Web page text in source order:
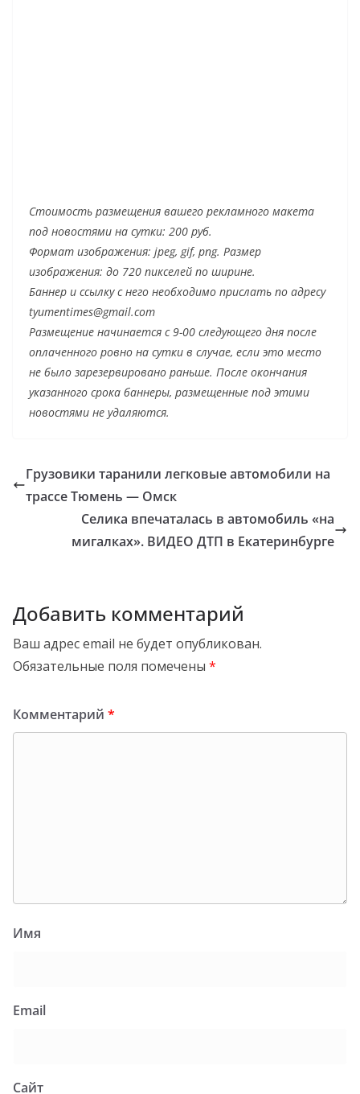
Стоимость размещения вашего рекламного макета
под новостями на сутки: 200 руб.
Формат изображения: jpeg, gif, png. Размер
изображения: до 720 пикселей по ширине.
Баннер и ссылку с него необходимо прислать по адресу
tyumentimes@gmail.com
Размещение начинается с 9-00 следующего дня после
оплаченного ровно на сутки в случае, если это место
не было зарезервировано раньше. После окончания
указанного срока баннеры, размещенные под этими
новостями не удаляются.
Грузовики таранили легковые автомобили на
трассе Тюмень — Омск
Селика впечаталась в автомобиль «на
мигалках». ВИДЕО ДТП в Екатеринбурге
Добавить комментарий
Ваш адрес email не будет опубликован.
Обязательные поля помечены *
Комментарий *
Имя
Email
Сайт